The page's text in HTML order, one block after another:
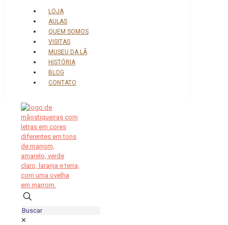
LOJA
AULAS
QUEM SOMOS
VISITAS
MUSEU DA LÃ
HISTÓRIA
BLOG
CONTATO
✕